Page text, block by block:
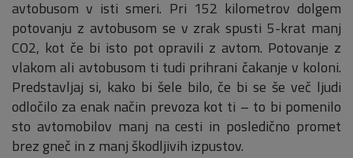
avtobusom v isti smeri. Pri 152 kilometrov dolgem
potovanju z avtobusom se v zrak spusti 5-krat manj
CO2, kot če bi isto pot opravili z avtom. Potovanje z
vlakom ali avtobusom ti tudi prihrani čakanje v koloni.
Predstavljaj si, kako bi šele bilo, če bi se še več ljudi
odločilo za enak način prevoza kot ti – to bi pomenilo
sto avtomobilov manj na cesti in posledično promet
brez gneč in z manj škodljivih izpustov.